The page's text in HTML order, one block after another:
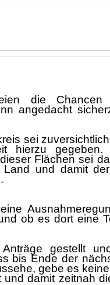
die Chancen
angedacht
sei
hierzu gegeben.
Flächen sei
und damit der
Au
ob es dort eine
Anträge gestellt
bis Ende der nä
gebe es
und damit zeitnah